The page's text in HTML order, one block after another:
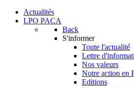
Actualités
LPO PACA
Back
S'informer
Toute l'actualité
Lettre
Nos valeurs
Notre action en
Editions